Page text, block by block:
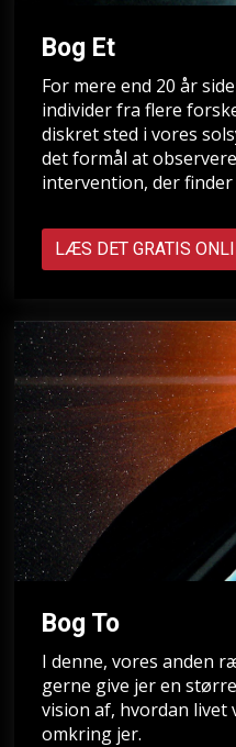
Bog Et
For mere end 20 år
individer fra flere
diskret sted i vores
det formål at
intervention, der finder
LÆS DET GRATIS
Bog To
I denne, vores anden
gerne give jer en
vision af, hvordan
omkring jer.